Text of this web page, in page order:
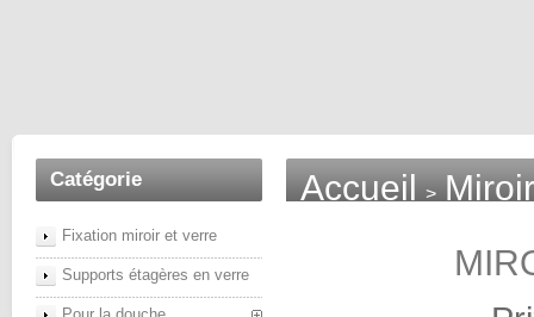
Catégorie
Fixation miroir et verre
Supports étagères en verre
Accueil >